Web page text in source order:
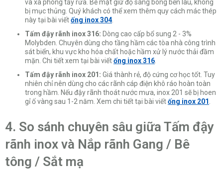
và xà phòng tẩy rửa. Bề mặt giữ độ sáng bóng bền lâu, không
bị mục thủng. Quý khách có thể xem thêm quy cách mác thép
này tại bài viếtống inox 304.
Tấm đậy rãnh inox 316: Dòng cao cấp bổ sung 2 - 3%
Molybden. Chuyên dùng cho tầng hầm các tòa nhà công trình
sát biển, khu vực kho hóa chất hoặc hầm xử lý nước thải đầm
mặn. Chi tiết xem tại bài viếtống inox 316.
Tấm đậy rãnh inox 201: Giá thành rẻ, độ cứng cơ học tốt. Tuy
nhiên chỉ nên dùng cho các rãnh cáp điện khô ráo hoàn toàn
trong hầm. Nếu đậy rãnh thoát nước mưa, inox 201 sẽ bị hoen
gỉ ố vàng sau 1-2 năm. Xem chi tiết tại bài viếtống inox 201.
4. So sánh chuyên sâu giữa Tấm đậy
rãnh inox và Nắp rãnh Gang / Bê
tông / Sắt mạ